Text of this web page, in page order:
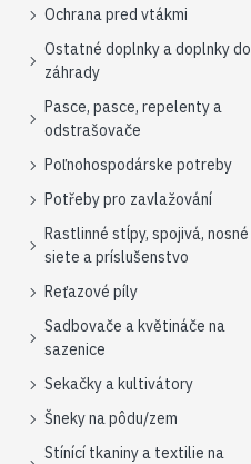
Ochrana pred vtákmi
Ostatné doplnky a doplnky do
záhrady
Pasce, pasce, repelenty a
odstrašovače
Poľnohospodárske potreby
Potřeby pro zavlažování
Rastlinné stĺpy, spojivá, nosné
siete a príslušenstvo
Reťazové píly
Sadbovače a květináče na
sazenice
Sekačky a kultivátory
Šneky na pôdu/zem
Stínící tkaniny a textilie na